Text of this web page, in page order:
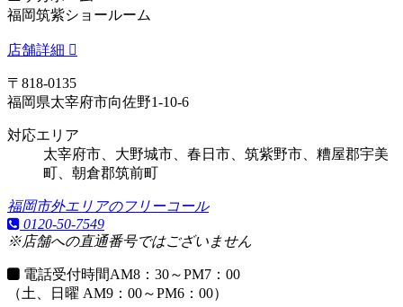
福岡筑紫ショールーム
店舗詳細
〒818-0135
福岡県太宰府市向佐野1-10-6
対応エリア
太宰府市、大野城市、春日市、筑紫野市、糟屋郡宇美
町、朝倉郡筑前町
福岡市外エリアのフリーコール
0120-50-7549
※店舗への直通番号ではございません
電話受付時間AM8：30～PM7：00
（土、日曜 AM9：00～PM6：00）